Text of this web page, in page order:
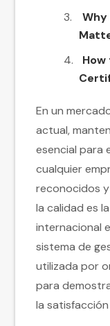
Why
How
En un
actual,
esencial para
cualquier
reconocidos
la calidad es
internacional
sistema de
utilizada por
para
la